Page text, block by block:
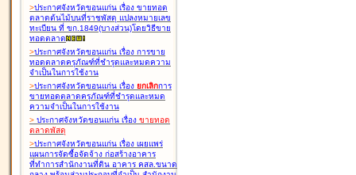
>ประกาศจังหวัดขอนแก่น เรื่อง ขายทอด
ตลาดต้นไม้บนที่ราชพัสดุ แปลงหมายเลข
ทะเบียน ที่ ขก.1849(บางส่วน)โดยวิธีขาย
ทอดตลาด
>ประกาศจังหวัดขอนแก่น เรื่อง การขาย
ทอดตลาดครุภัณฑ์ที่ชำรุดและหมดความ
จำเป็นในการใช้งาน
>ประกาศจังหวัดขอนแก่น เรื่อง ยกเลิกการ
ขายทอดตลาดครุภัณฑ์ที่ชำรุดและหมด
ความจำเป็นในการใช้งาน
> ประกาศจังหวัดขอนแก่น เรื่อง ขายทอด
ตลาดพัสดุ
>ประกาศจังหวัดขอนแก่น เรื่อง เผยแพร่
แผนการจัดซื้อจัดจ้าง ก่อสร้างอาคาร
ที่ทำการสำนักงานที่ดิน อาคาร คสล.ขนาด